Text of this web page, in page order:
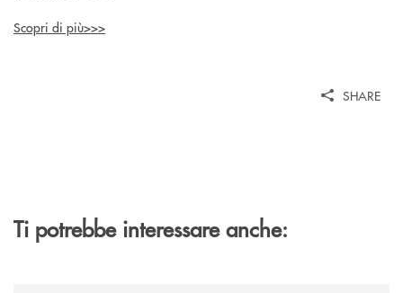
Scopri di più>>>
SHARE
Ti potrebbe interessare anche: